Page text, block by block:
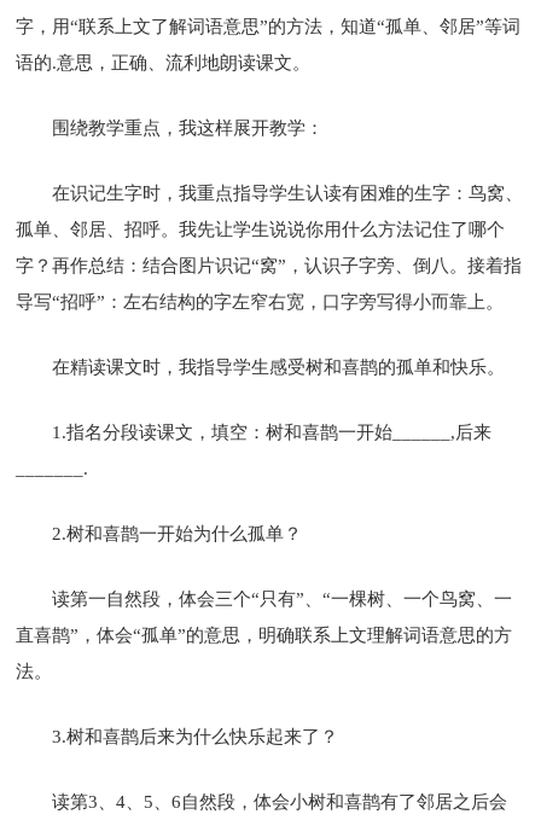
字，用“联系上文了解词语意思”的方法，知道“孤单、邻居”等词
语的.意思，正确、流利地朗读课文。
围绕教学重点，我这样展开教学：
在识记生字时，我重点指导学生认读有困难的生字：鸟窝、
孤单、邻居、招呼。我先让学生说说你用什么方法记住了哪个
字？再作总结：结合图片识记“窝”，认识子字旁、倒八。接着指
导写“招呼”：左右结构的字左窄右宽，口字旁写得小而靠上。
在精读课文时，我指导学生感受树和喜鹊的孤单和快乐。
1.指名分段读课文，填空：树和喜鹊一开始______,后来
_______.
2.树和喜鹊一开始为什么孤单？
读第一自然段，体会三个“只有”、“一棵树、一个鸟窝、一
直喜鹊”，体会“孤单”的意思，明确联系上文理解词语意思的方
法。
3.树和喜鹊后来为什么快乐起来了？
读第3、4、5、6自然段，体会小树和喜鹊有了邻居之后会